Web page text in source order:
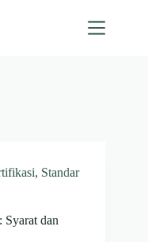
, Standar
dan